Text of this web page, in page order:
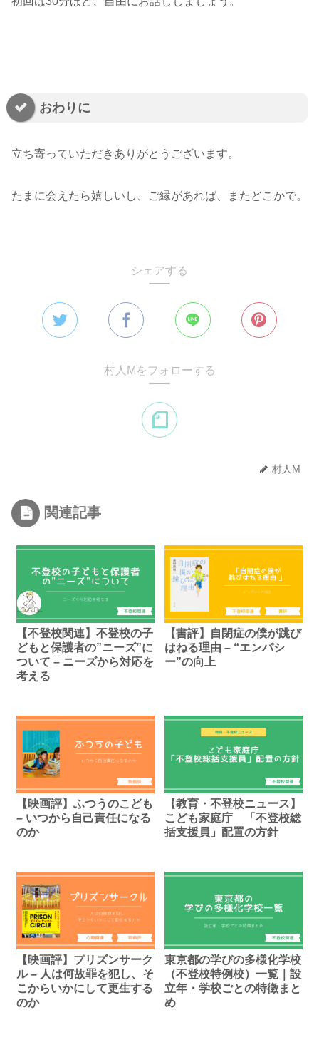
おわりに
立ち寄っていただきありがとうございます。
たまに会えたら嬉しいし、ご縁があれば、またどこかで。
シェアする
村人Mをフォローする
村人M
関連記事
【不登校関連】不登校の子
どもと保護者の”ニーズ”に
ついて – ニーズから対応を
考える
【書評】自閉症の僕が跳び
はねる理由 – “エンパシ
ー”の向上
【映画評】ふつうのこども
– いつから自己責任になる
のか
【教育・不登校ニュース】
こども家庭庁 「不登校総
括支援員」配置の方針
【映画評】プリズンサーク
ル – 人は何故罪を犯し、そ
こからいかにして更生する
のか
東京都の学びの多様化学校
（不登校特例校）一覧｜設
立年・学校ごとの特徴まと
め